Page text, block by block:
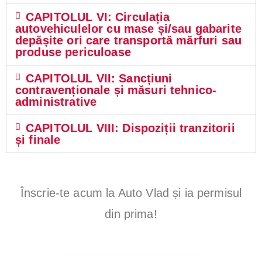
4,
er
m
au
CAPITOLUL VI: Circulația
autovehiculelor cu mase și/sau gabarite
depășite ori care transportă mărfuri sau
produse periculoase
CAPITOLUL VII: Sancțiuni
contravenționale și măsuri tehnico-
administrative
CAPITOLUL VIII: Dispoziții tranzitorii
și finale
Înscrie-te acum la Auto Vlad și ia permisul
din prima!